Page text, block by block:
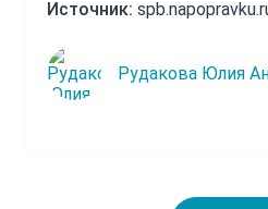
Источник:
Рудакова Юлия